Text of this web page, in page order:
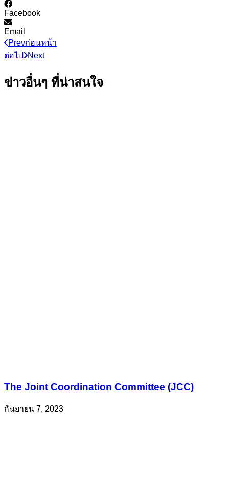
Facebook
Email
Prevก่อนหน้า
ต่อไป
Next
ข่าวอื่นๆ ที่น่าสนใจ
The Joint Coordination Committee (JCC)
กันยายน 7, 2023